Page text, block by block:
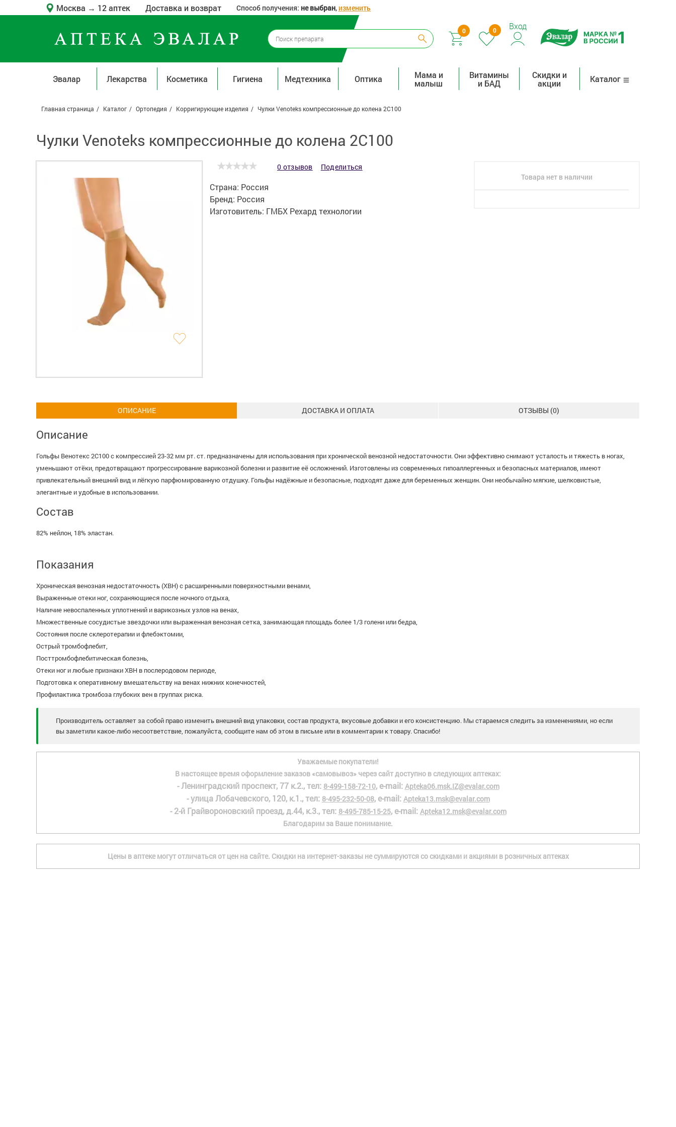
Москва → 12 аптек Доставка и возврат Способ получения: не выбран,изменить
0 0 Вход
Эвалар Лекарства Косметика Гигиена Медтехника Оптика
Мама и
малыш
Витамины
и БАД
Скидки и
акции
Каталог
Главная страница Каталог Ортопедия Корригирующие изделия Чулки Venoteks компрессионные до колена 2С100
Чулки Venoteks компрессионные до колена 2С100
0 отзывов Поделиться
Страна: Россия
Бренд: Россия
Изготовитель: ГМБХ Рехард технологии
Товара нет в наличии
ОПИСАНИЕ ДОСТАВКА И ОПЛАТА ОТЗЫВЫ (0)
Описание
Гольфы Венотекс 2С100 с компрессией 23-32 мм рт. ст. предназначены для использования при хронической венозной недостаточности. Они эффективно снимают усталость и тяжесть в ногах,
уменьшают отёки, предотвращают прогрессирование варикозной болезни и развитие её осложнений. Изготовлены из современных гипоаллергенных и безопасных материалов, имеют
привлекательный внешний вид и лёгкую парфюмированную отдушку. Гольфы надёжные и безопасные, подходят даже для беременных женщин. Они необычайно мягкие, шелковистые,
элегантные и удобные в использовании.
Состав
82% нейлон, 18% эластан.
Показания
Хроническая венозная недостаточность (ХВН) с расширенными поверхностными венами,
Выраженные отеки ног, сохраняющиеся после ночного отдыха,
Наличие невоспаленных уплотнений и варикозных узлов на венах,
Множественные сосудистые звездочки или выраженная венозная сетка, занимающая площадь более 1/3 голени или бедра,
Состояния после склеротерапии и флебэктомии,
Острый тромбофлебит,
Посттромбофлебитическая болезнь,
Отеки ног и любые признаки ХВН в послеродовом периоде,
Подготовка к оперативному вмешательству на венах нижних конечностей,
Профилактика тромбоза глубоких вен в группах риска.
Производитель оставляет за собой право изменить внешний вид упаковки, состав продукта, вкусовые добавки и его консистенцию. Мы стараемся следить за изменениями, но если
вы заметили какое-либо несоответствие, пожалуйста, сообщите нам об этом в письме или в комментарии к товару. Спасибо!
Уважаемые покупатели!
В настоящее время оформление заказов «самовывоз» через сайт доступно в следующих аптеках:
- Ленинградский проспект, 77 к.2., тел: 8-499-158-72-10, e-mail: Apteka06.msk.IZ@evalar.com
- улица Лобачевского, 120, к.1., тел: 8-495-232-50-08, e-mail: Apteka13.msk@evalar.com
- 2-й Грайвороновский проезд, д.44, к.3., тел: 8-495-785-15-25, e-mail: Apteka12.msk@evalar.com
Благодарим за Ваше понимание.
Цены в аптеке могут отличаться от цен на сайте. Скидки на интернет-заказы не суммируются со скидками и акциями в розничных аптеках